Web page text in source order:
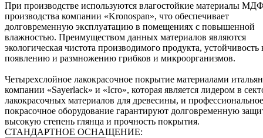
При производстве используются влагостойкие материалы
производства компании «Kronospan», что обеспечивает
долговременную эксплуатацию в помещенияx с повышенной
влажностью. Преимуществом данных материалов являются
экологическая чистота производимого продукта, устойчивость
появлению и размножению грибков и микроорганизмов.
Четырехслойное лакокрасочное покрытие материалами
компании «Sayerlack» и «Icro», которая является лидером в
лакокрасочных материалов для древесины, и профессиональное
покрасочное оборудование гарантируют долговременную
высокую степень глянца и прочность покрытия.
СТАНДАРТНОЕ ОСНАЩЕНИЕ: